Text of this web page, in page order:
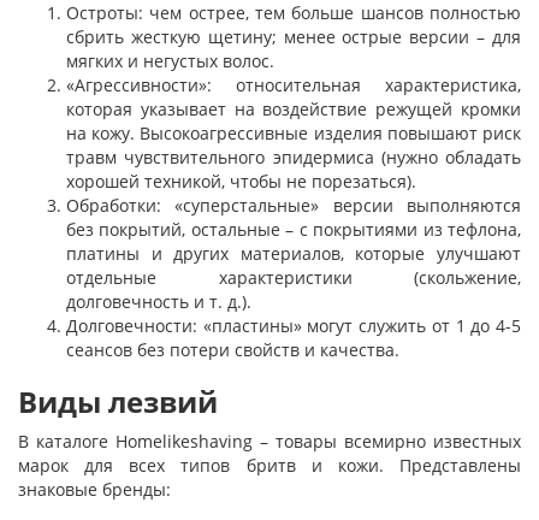
Остроты: чем острее, тем больше шансов полностью
сбрить жесткую щетину; менее острые версии – для
мягких и негустых волос.
«Агрессивности»: относительная характеристика,
которая указывает на воздействие режущей кромки
на кожу. Высокоагрессивные изделия повышают риск
травм чувствительного эпидермиса (нужно обладать
хорошей техникой, чтобы не порезаться).
Обработки: «суперстальные» версии выполняются
без покрытий, остальные – с покрытиями из тефлона,
платины и других материалов, которые улучшают
отдельные характеристики (скольжение,
долговечность и т. д.).
Долговечности: «пластины» могут служить от 1 до 4-5
сеансов без потери свойств и качества.
Виды лезвий
В каталоге Homelikeshaving – товары всемирно известных
марок для всех типов бритв и кожи. Представлены
знаковые бренды: